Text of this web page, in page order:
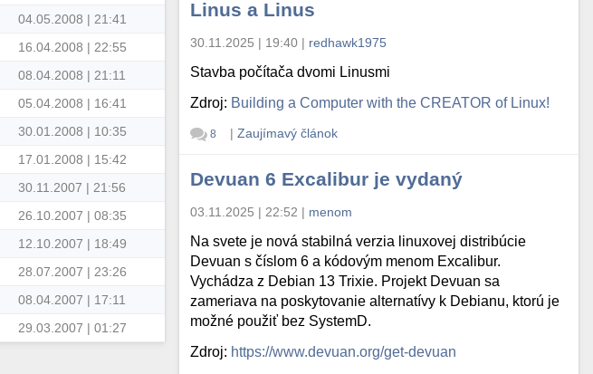
04.05.2008 | 21:41
16.04.2008 | 22:55
08.04.2008 | 21:11
05.04.2008 | 16:41
30.01.2008 | 10:35
17.01.2008 | 15:42
30.11.2007 | 21:56
26.10.2007 | 08:35
12.10.2007 | 18:49
28.07.2007 | 23:26
08.04.2007 | 17:11
29.03.2007 | 01:27
Linus a Linus
30.11.2025 | 19:40 | redhawk1975
Stavba počítača dvomi Linusmi
Zdroj: Building a Computer with the CREATOR of Linux!
8 | Zaujímavý článok
Devuan 6 Excalibur je vydaný
03.11.2025 | 22:52 | menom
Na svete je nová stabilná verzia linuxovej distribúcie
Devuan s číslom 6 a kódovým menom Excalibur.
Vychádza z Debian 13 Trixie. Projekt Devuan sa
zameriava na poskytovanie alternatívy k Debianu, ktorú je
možné použiť bez SystemD.
Zdroj: https://www.devuan.org/get-devuan